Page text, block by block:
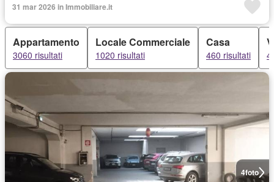
31 mar 2026 in Immobiliare.it
Appartamento
3060 risultati
Locale Commerciale
1020 risultati
Casa
460 risultati
4foto